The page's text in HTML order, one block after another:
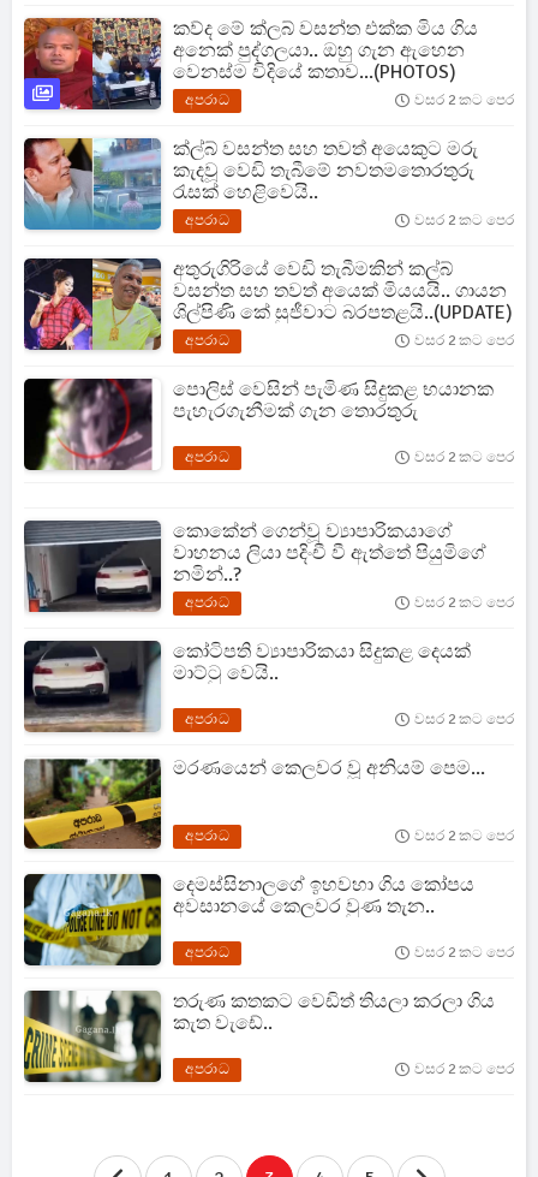
කව්ද මේ ක්ලබ් වසන්ත එක්ක මිය ගිය
අනෙක් පුද්ගලයා.. ඔහු ගැන ඇහෙන
වෙනස්ම විදියේ කතාව...(PHOTOS)
අපරාධ වසර 2 කට පෙර
ක්ල්බ් වසන්ත සහ තවත් අයෙකුට මරු
කැදවූ වෙඩි තැබීමේ නවතමතොරතුරු
රැසක් හෙළිවෙයි..
අපරාධ වසර 2 කට පෙර
අතුරුගිරියේ වෙඩි තැබීමකින් කල්බ්
වසන්ත සහ තවත් අයෙක් මියයයි.. ගායන
ශිල්පිණි කේ සුජීවාට බරපතළයි..(UPDATE)
අපරාධ වසර 2 කට පෙර
පොලිස් වෙසින් පැමිණ සිදුකළ භයානක
පැහැරගැනීමක් ගැන තොරතුරු
අපරාධ වසර 2 කට පෙර
කොකේන් ගෙන්වූ ව්‍යාපාරිකයාගේ
වාහනය ලියා පදිංචී වී ඇත්තේ පියුමිගේ
නමින්..?
අපරාධ වසර 2 කට පෙර
කෝටිපති ව්‍යාපාරිකයා සිදුකළ දෙයක්
මාට්ටු වෙයි..
අපරාධ වසර 2 කට පෙර
මරණයෙන් කෙලවර වූ අනියම් පෙම...
අපරාධ වසර 2 කට පෙර
දෙමස්සිනාලගේ ඉහවහා ගිය කෝපය
අවසානයේ කෙලවර වුණ තැන..
අපරාධ වසර 2 කට පෙර
තරුණ කතකට වෙඩිත් තියලා කරලා ගිය
කැත වැඩේ..
අපරාධ වසර 2 කට පෙර